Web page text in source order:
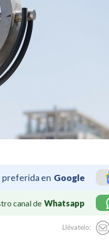
en Google
canal de Whatsapp
Llévatelo: